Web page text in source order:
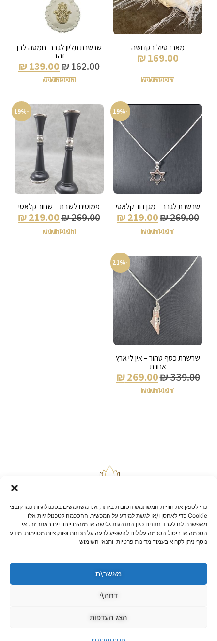
כדי לספק את חוויית המשתמש הטובות ביותר, אנו משתמשים בטכנולוגיות כמו קובצי
Cookie כדי לאחסן ו/או לגשת למידע על המכשיר. ההסכמה לטכנולוגיות אלו
מאפשרת לנו לעבד נתונים כגון התנהגות גלישה או מזהים ייחודיים באתר זה. אי
הסכמה או ביטול הסכמה עלולים להשפיע לרעה על תכונות ופונקציות מסוימות. מידע
נוסף ניתן לקרוא בעמוד מדינות פרטיות ותנאי השימוש
מאשר\ת
דחה\י
הצג העדפות
מארז טיול בקדושה
₪169.00
הוספה לסל
שרשרת תליון לגבר- חמסה לבן
זהב
₪162.00
₪139.00
הוספה לסל
-19%
שרשרת לגבר – מגן דוד קלאסי
₪269.00
₪219.00
הוספה לסל
-19%
פמוטים לשבת – שחור קלאסי
₪269.00
₪219.00
הוספה לסל
-21%
שרשרת כסף טהור – אין לי ארץ
אחרת
₪339.00
₪269.00
הוספה לסל
בלוג
שאלות ותשובות
תקנון אתר
הצהרת נגישות
מדיניות החזרות וביטולים